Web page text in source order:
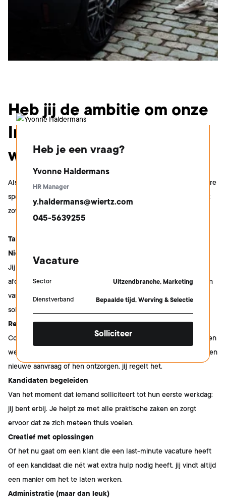
Wat ga je doen?
Heb jij de ambitie om onze
Inhouse Consultant te
worden?
Als Inhouse Consultant bij Wiertz Company ben je een onmisbare
speler in het team. Jij zorgt ervoor dat alles soepel loopt en dat
zowel kandidaten als de opdrachtgever tevreden is.
Taken en verantwoordelijkheden:
Nieuwe banen regelen
Jij gaat op zoek naar talent en zorgt ervoor dat ze op de juiste
afdeling terecht komen bij jou opdrachtgever. Van het screenen
van cv’s tot het voeren van gesprekken en begeleiden van
sollicitaties, jij doet het allemaal.
Relatiebeheer
Contact met je klant is key! Jij bent hun eerste aanspreekpunt en
weet precies wat ze nodig hebben. Of het nu gaat om advies, een
nieuwe aanvraag of hen ontzorgen, jij regelt het.
Kandidaten begeleiden
Van het moment dat iemand solliciteert tot hun eerste werkdag:
jij bent erbij. Je helpt ze met alle praktische zaken en zorgt
ervoor dat ze zich meteen thuis voelen.
Creatief met oplossingen
Of het nu gaat om een klant die een last-minute vacature heeft
of een kandidaat die nét wat extra hulp nodig heeft, jij vindt altijd
een manier om het te laten werken.
Administratie (maar dan leuk)
Heb je een vraag?
Yvonne Haldermans
HR Manager
y.haldermans@wiertz.com
045-5639255
Vacature
Sector Uitzendbranche, Marketing
Dienstverband Bepaalde tijd, Werving & Selectie
Solliciteer